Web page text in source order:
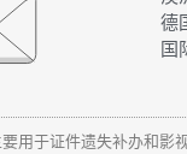
德
国
用于证件遗失补办和影